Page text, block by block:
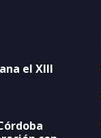
el XIII